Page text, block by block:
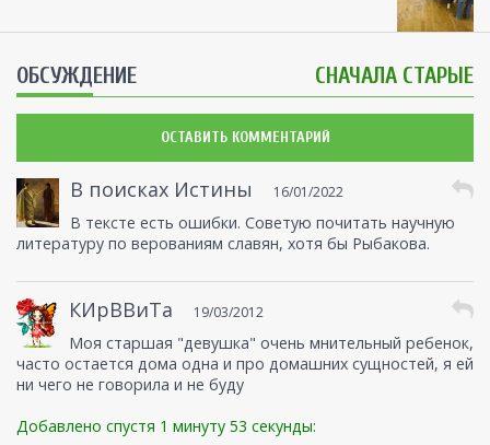
ОБСУЖДЕНИЕ СНАЧАЛА СТАРЫЕ
ОСТАВИТЬ КОММЕНТАРИЙ
В поисках Истины 16/01/2022
В тексте есть ошибки. Советую почитать научную
литературу по верованиям славян, хотя бы Рыбакова.
КИрВВиТа 19/03/2012
Моя старшая "девушка" очень мнительный ребенок,
часто остается дома одна и про домашних сущностей, я ей
ни чего не говорила и не буду
Добавлено спустя 1 минуту 53 секунды: